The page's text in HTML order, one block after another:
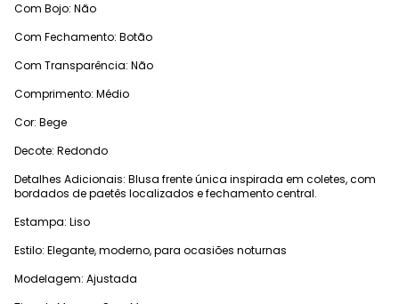
Com Bojo: Não
Com Fechamento: Botão
Com Transparência: Não
Comprimento: Médio
Cor: Bege
Decote: Redondo
Detalhes Adicionais: Blusa frente única inspirada em coletes, com
bordados de paetês localizados e fechamento central.
Estampa: Liso
Estilo: Elegante, moderno, para ocasiões noturnas
Modelagem: Ajustada